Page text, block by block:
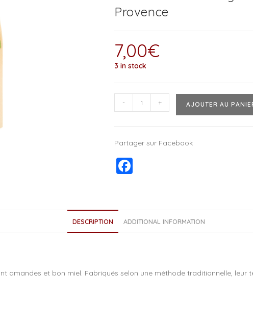
Provence
7,00€
3 in stock
- + AJOUTER AU
Partager sur Facebook
e
k
DESCRIPTION ADDITIONAL INFORMATION
amandes et bon miel. Fabriqués selon une méthode traditionnelle,